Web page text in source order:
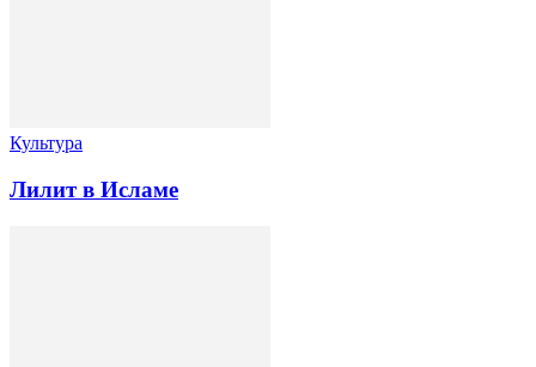
Культура
Лилит в Исламе